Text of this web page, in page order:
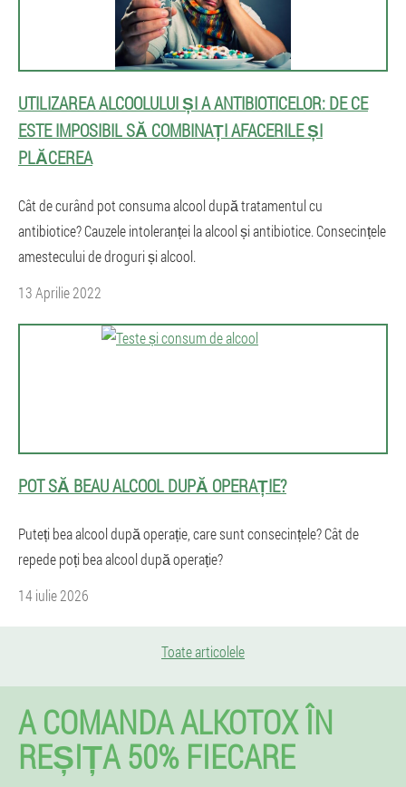
UTILIZAREA ALCOOLULUI ȘI A ANTIBIOTICELOR: DE CE
ESTE IMPOSIBIL SĂ COMBINAȚI AFACERILE ȘI
PLĂCEREA
Cât de curând pot consuma alcool după tratamentul cu
antibiotice? Cauzele intoleranței la alcool și antibiotice. Consecințele
amestecului de droguri și alcool.
13 Aprilie 2022
POT SĂ BEAU ALCOOL DUPĂ OPERAȚIE?
Puteți bea alcool după operație, care sunt consecințele? Cât de
repede poți bea alcool după operație?
14 iulie 2026
Toate articolele
A COMANDA ALKOTOX ÎN
REȘIȚA 50% FIECARE